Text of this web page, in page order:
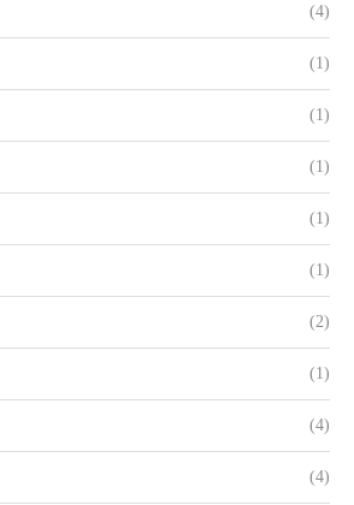
(4)
(1)
(1)
(1)
(1)
(1)
(2)
(1)
(4)
(4)